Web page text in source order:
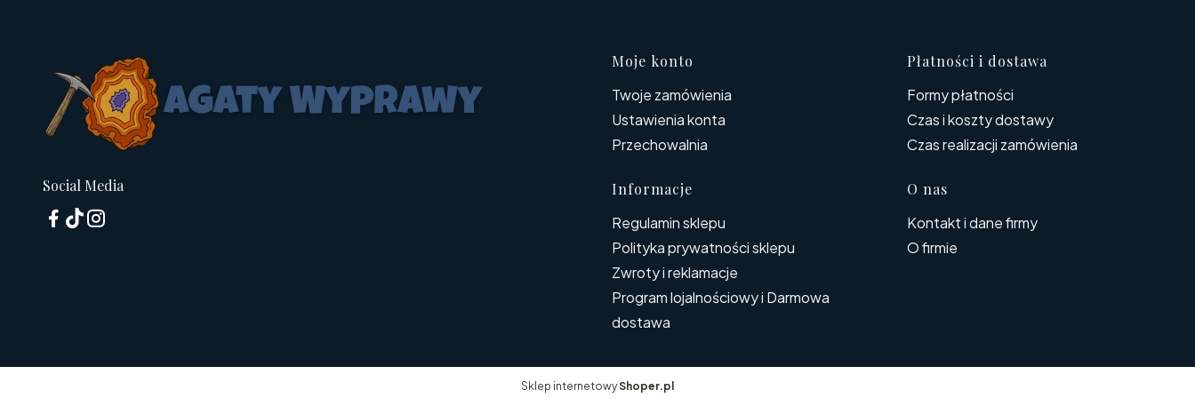
Social Media
Linki w stopce
Moje konto
Twoje zamówienia
Ustawienia konta
Przechowalnia
Płatności i dostawa
Formy płatności
Czas i koszty dostawy
Czas realizacji zamówienia
Informacje
Regulamin sklepu
Polityka prywatności sklepu
Zwroty i reklamacje
Program lojalnościowy i Darmowa
dostawa
O nas
Kontakt i dane firmy
O firmie
Sklep internetowyShoper.pl